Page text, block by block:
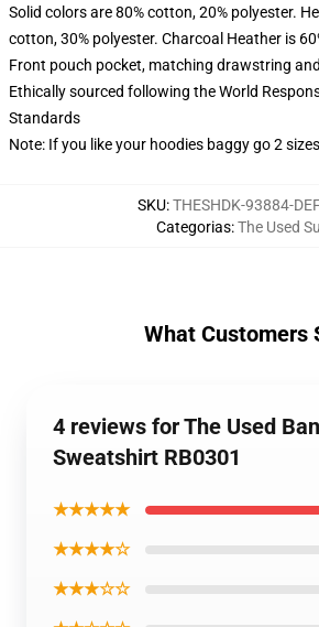
Solid colors are 80% cotton, 20% polyester.
cotton, 30% polyester. Charcoal Heather is
Front pouch pocket, matching drawstring
Ethically sourced following the World
Standards
Note: If you like your hoodies baggy go 2
SKU:THESHDK-93884-
Categorias:The Used
What Customers
4 reviews for The Used
Sweatshirt RB0301
★★★★★
★★★★☆
★★★☆☆